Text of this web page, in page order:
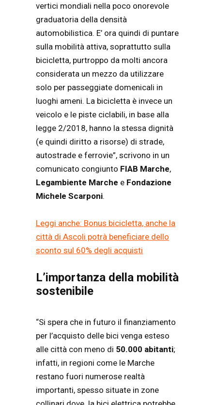
vertici mondiali nella poco onorevole
graduatoria della densità
automobilistica. E’ ora quindi di puntare
sulla mobilità attiva, soprattutto sulla
bicicletta, purtroppo da molti ancora
considerata un mezzo da utilizzare
solo per passeggiate domenicali in
luoghi ameni. La bicicletta è invece un
veicolo e le piste ciclabili, in base alla
legge 2/2018, hanno la stessa dignità
(e quindi diritto a risorse) di strade,
autostrade e ferrovie”, scrivono in un
comunicato congiunto FIAB Marche,
Legambiente Marche e Fondazione
Michele Scarponi.
Leggi anche: Bonus bicicletta, anche la
città di Ascoli potrà beneficiare dello
sconto sul 60% degli acquisti
L’importanza della mobilità
sostenibile
“Si spera che in futuro il finanziamento
per l’acquisto delle bici venga esteso
alle città con meno di 50.000 abitanti;
infatti, in regioni come le Marche
restano fuori numerose realtà
importanti, spesso situate in zone